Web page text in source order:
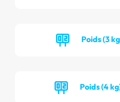
Poids (3
Poids (4